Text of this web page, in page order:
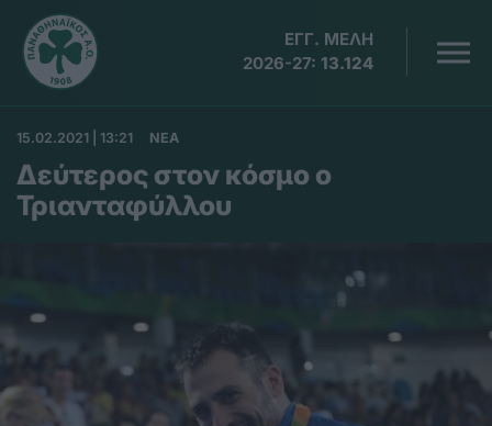
ΕΓΓ. ΜΕΛΗ
2026-27: 13.124
15.02.2021 | 13:21 ΝΕΑ
Δεύτερος στον κόσμο ο
Τριανταφύλλου